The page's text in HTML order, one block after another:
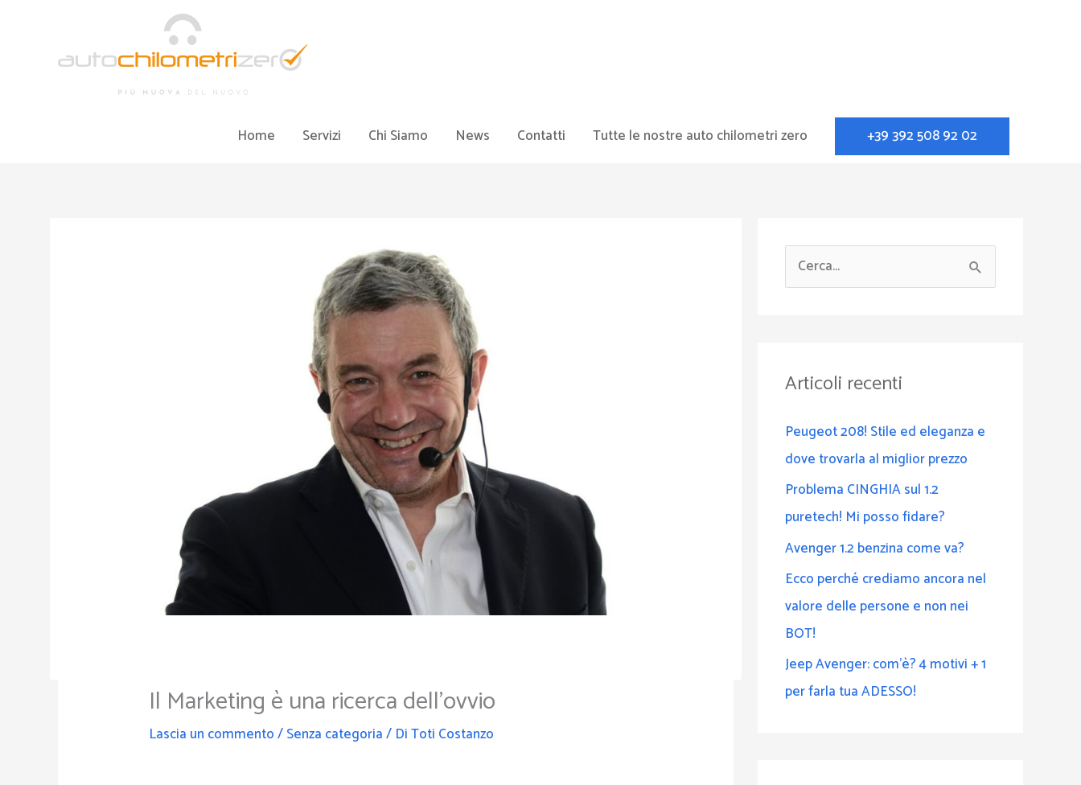
Home Servizi Chi Siamo News Contatti Tutte le nostre auto chilometri zero +39 392 508 92 02
Il Marketing è una ricerca dell’ovvio
Lascia un commento/Senza categoria/ DiToti Costanzo
e
a
Articoli recenti
Peugeot 208! Stile ed eleganza e
dove trovarla al miglior prezzo
Problema CINGHIA sul 1.2
puretech! Mi posso fidare?
Avenger 1.2 benzina come va?
Ecco perché crediamo ancora nel
valore delle persone e non nei
BOT!
Jeep Avenger: com’è? 4 motivi + 1
per farla tua ADESSO!